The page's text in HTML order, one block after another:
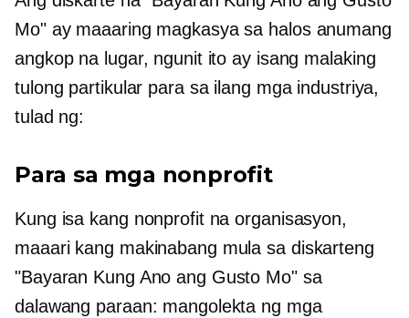
Mo" ay maaaring magkasya sa halos anumang
angkop na lugar, ngunit ito ay isang malaking
tulong partikular para sa ilang mga industriya,
tulad ng:
Para sa mga nonprofit
Kung isa kang nonprofit na organisasyon,
maaari kang makinabang mula sa diskarteng
"Bayaran Kung Ano ang Gusto Mo" sa
dalawang paraan: mangolekta ng mga